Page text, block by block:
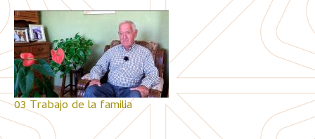
03 Trabajo de la familia